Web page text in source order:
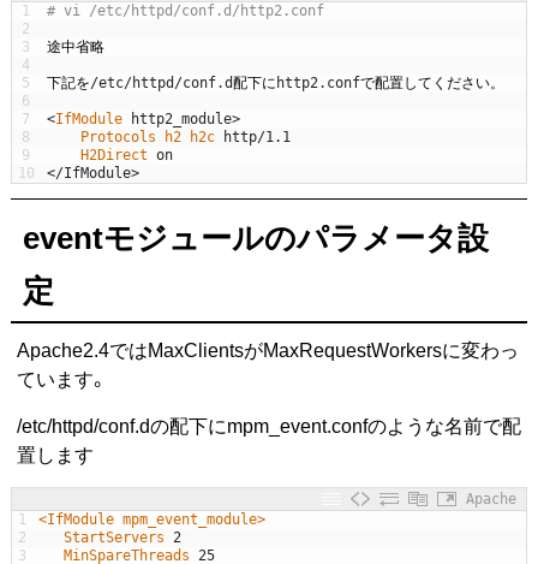
1
2
3
4
5
6
7
8
9
10
# vi /etc/httpd/conf.d/http2.conf
途中省略
下記を/etc/httpd /conf.d配下に http2. confで配置してください。
<IfModule http2_module>
Protocols
h2 h2c http/1.1
H2Direct on
</IfModule>
eventモジュールのパラメータ設
定
Apache2.4ではMaxClientsがMaxRequestWorkersに変わっ
ています。
/etc/httpd/conf.dの配下にmpm_event.confのような名前で配
置します
Apache
1
2
3
<IfModule mpm_event_module>
StartServers 2
MinSpareThreads 25